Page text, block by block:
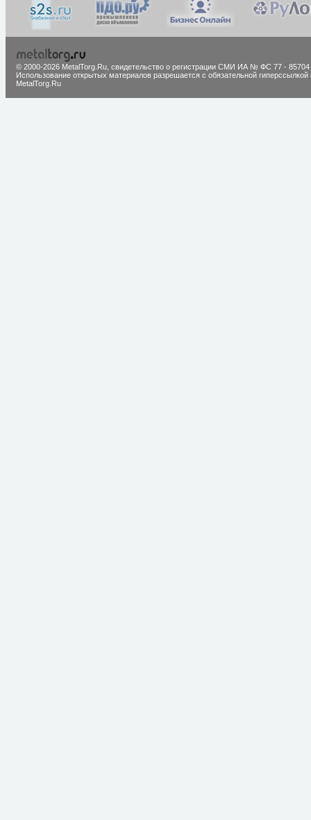
© 2000-2026 MetalTorg.Ru, cвидетельство о регистрации СМИ ИА № ФС 77 - 85704
Использование открытых материалов разрешается с обязательной гиперссылкой
MetalTorg.Ru